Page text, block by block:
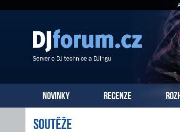
Server o DJ technice a DJingu
NOVINKY RECENZE
Soutěže